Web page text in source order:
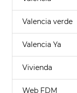
Valencia verde
Valencia Ya
Vivienda
Web FDM